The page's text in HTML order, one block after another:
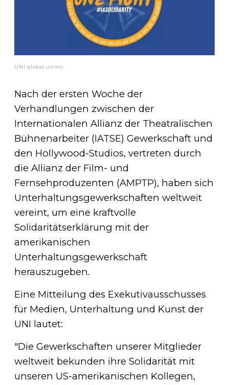
UNI global union
Nach der ersten Woche der
Verhandlungen zwischen der
Internationalen Allianz der Theatralischen
Bühnenarbeiter (IATSE) Gewerkschaft und
den Hollywood-Studios, vertreten durch
die Allianz der Film- und
Fernsehproduzenten (AMPTP), haben sich
Unterhaltungsgewerkschaften weltweit
vereint, um eine kraftvolle
Solidaritätserklärung mit der
amerikanischen
Unterhaltungsgewerkschaft
herauszugeben.
Eine Mitteilung des Exekutivausschusses
für Medien, Unterhaltung und Kunst der
UNI lautet:
"Die Gewerkschaften unserer Mitglieder
weltweit bekunden ihre Solidarität mit
unseren US-amerikanischen Kollegen,